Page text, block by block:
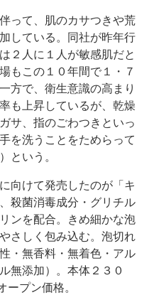
って、肌のカサつきや荒
している。同社が昨年行
２人に１人が敏感肌だと
もこの１０年間で１・７
方で、衛生意識の高まり
も上昇しているが、乾燥
サ、指のごわつきといっ
を洗うことをためらって
という。
向けて発売したのが「キ
殺菌消毒成分・グリチル
ンを配合。きめ細かな泡
さしく包み込む。泡切れ
・無香料・無着色・アル
無添加）。本体２３０
ープン価格。